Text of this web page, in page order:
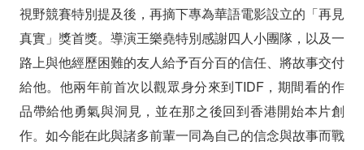
視野競賽特別提及後，再摘下專為華語電影設立的「再見
真實」獎首獎。 導演王樂堯特別感謝四人小團隊，以及一
路上與他經歷困難的友人給予百分百的信任、將故事交付
給他。他兩年前首次以觀眾身分來到TIDF，期間看的作
品帶給他勇氣與洞見，並在那之後回到香港開始本片創
作。如今能在此與諸多前輩一同為自己的信念與故事而戰